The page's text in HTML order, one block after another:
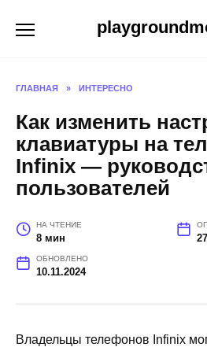
ГЛАВНАЯ » ИНТЕРЕСНО
Как изменить
клавиатуры на
Infinix —
пользователей
НА ЧТЕНИЕ
8 мин
ОБНОВЛЕНО
10.11.2024
Владельцы телефонов Infinix